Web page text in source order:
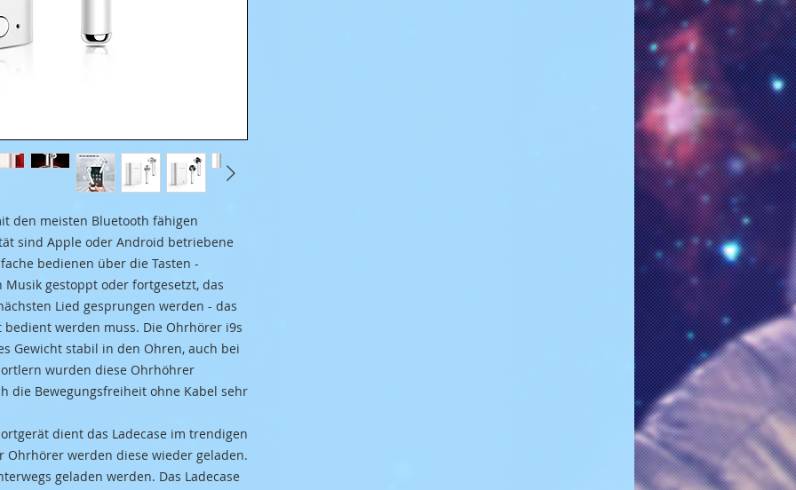
den meisten Bluetooth fähigen
sind Apple oder Android betriebene
bedienen über die Tasten -
gestoppt oder fortgesetzt, das
Lied gesprungen werden - das
werden muss. Die Ohrhörer i9s
Gewicht stabil in den Ohren, auch bei
wurden diese Ohrhöhrer
die Bewegungsfreiheit ohne Kabel sehr
dient das Ladecase im trendigen
Ohrhörer werden diese wieder geladen.
geladen werden. Das Ladecase